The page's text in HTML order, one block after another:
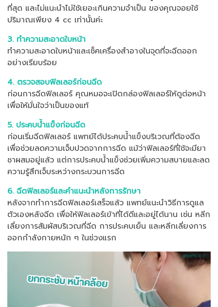
ที่สุด และไม่แนะนำไม่ใช้เยอะเกินความจำเป็น ของคุณจอยใช้
ปริมาณเพียง 4 cc เท่านั้นค่ะ
3. ทำความสะอาดใบหน้า
ทำความสะอาดใบหน้าและเช็คเครื่องสำอางในจุดที่จะฉีดออก
อย่างเรียบร้อย
4. ตรวจสอบฟิลเลอร์ก่อนฉีด
ก่อนการฉีดฟิลเลอร์ คุณหมอจะเปิดกล่องฟิลเลอร์ให้ดูต่อหน้า
เพื่อให้มั่นใจว่าเป็นของแท้
5. ประคบน้ำแข็งก่อนฉีด
ก่อนเริ่มฉีดฟิลเลอร์ แพทย์ได้ประคบน้ำแข็งบริเวณที่ต้องฉีด
เพื่อช่วยลดความเจ็บปวดจากการฉีด แม้ว่าฟิลเลอร์ที่ใช้จะมียา
ชาผสมอยู่แล้ว แต่การประคบน้ำแข็งช่วยเพิ่มความสบายและลด
ความรู้สึกเจ็บระหว่างกระบวนการฉีด
6. ฉีดฟิลเลอร์และคำแนะนำหลังการรักษา
หลังจากทำการฉีดฟิลเลอร์เสร็จแล้ว แพทย์แนะนำวิธีการดูแล
ตัวเองหลังฉีด เพื่อให้ฟิลเลอร์เข้าที่ได้ดีและอยู่ได้นาน เช่น หลีก
เลี่ยงการสัมผัสบริเวณที่ฉีด การประคบเย็น และหลีกเลี่ยงการ
ออกกำลังกายหนัก ๆ ในช่วงแรก